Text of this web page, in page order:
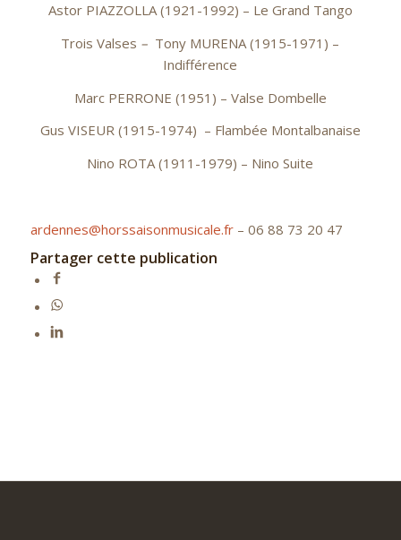
Astor PIAZZOLLA (1921-1992) – Le Grand Tango
Trois Valses – Tony MURENA (1915-1971) –
Indifférence
Marc PERRONE (1951) – Valse Dombelle
Gus VISEUR (1915-1974) – Flambée Montalbanaise
Nino ROTA (1911-1979) – Nino Suite
ardennes@horssaisonmusicale.fr– 06 88 73 20 47
Partager cette publication